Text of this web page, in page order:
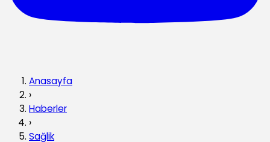
Anasayfa
›
Haberler
›
Sağlik